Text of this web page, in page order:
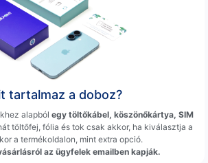
tartalmaz a doboz?
alapból egy töltőkábel, köszönőkártya, SIM
töltőfej, fólia és tok csak akkor, ha kiválasztja a
a termékoldalon, mint extra opció.
az ügyfelek emailben kapják.